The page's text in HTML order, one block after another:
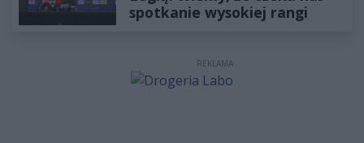
spotkanie wysokiej rangi
REKLAMA